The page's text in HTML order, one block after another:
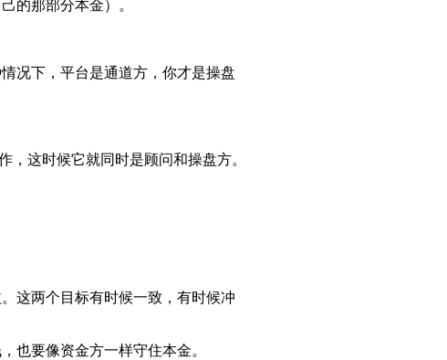
的那部分本金）。
况下，平台是通道方，你才是操盘
这时候它就同时是顾问和操盘方。
这两个目标有时候一致，有时候冲
也要像资金方一样守住本金。